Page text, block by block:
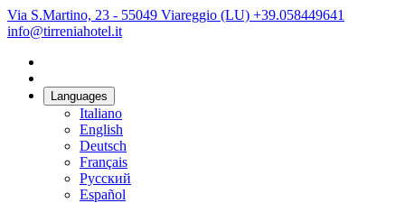
Via S.Martino, 23 - 55049 Viareggio (LU) +39.058449641
info@tirreniahotel.it
Languages
Italiano
English
Deutsch
Français
Русский
Español